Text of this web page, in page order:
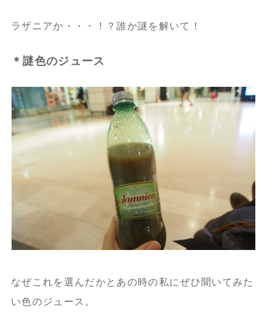
ラザニアか・・・！？誰か謎を解いて！
＊謎色のジュース
なぜこれを選んだかとあの時の私にぜひ聞いてみた
い色のジュース。